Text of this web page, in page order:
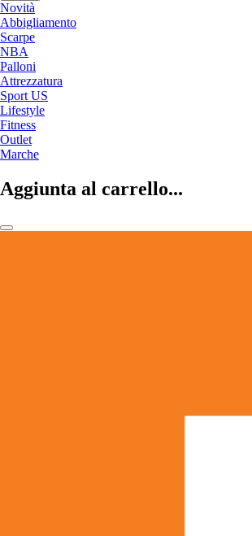
Novità
Abbigliamento
Scarpe
NBA
Palloni
Attrezzatura
Sport US
Lifestyle
Fitness
Outlet
Marche
Aggiunta al carrello...